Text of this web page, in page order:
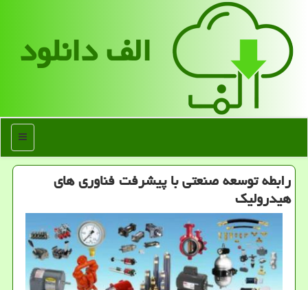
الف دانلود
منو
رابطه توسعه صنعتی با پیشرفت فناوری های
هیدرولیک